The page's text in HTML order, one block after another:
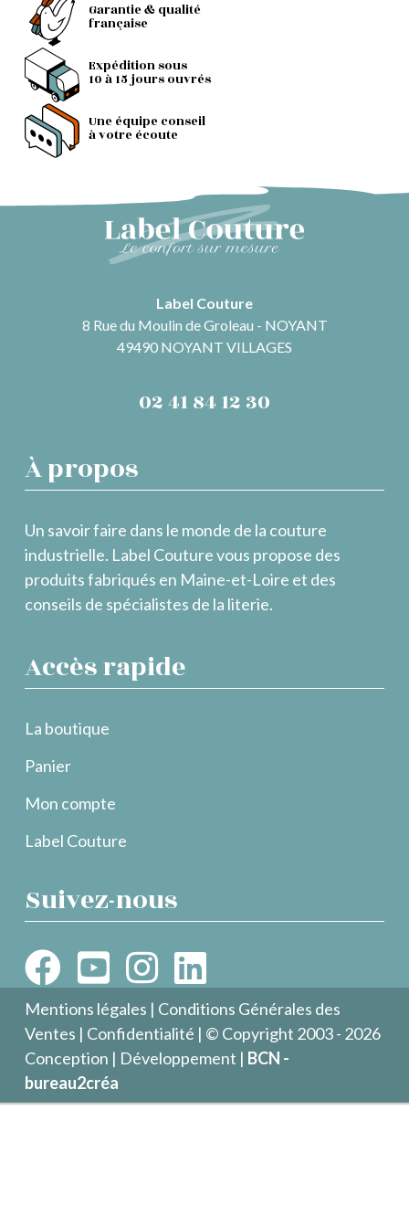
Garantie & qualité
française
Expédition sous
10 à 15 jours ouvrés
Une équipe conseil
à votre écoute
Label Couture
8 Rue du Moulin de Groleau - NOYANT
49490 NOYANT VILLAGES
02 41 84 12 30
À propos
Un savoir faire dans le monde de la couture
industrielle. Label Couture vous propose des
produits fabriqués en Maine-et-Loire et des
conseils de spécialistes de la literie.
Accès rapide
La boutique
Panier
Mon compte
Label Couture
Suivez-nous
Mentions légales | Conditions Générales des
Ventes | Confidentialité | © Copyright 2003 - 2026
Conception | Développement | BCN -
bureau2créa